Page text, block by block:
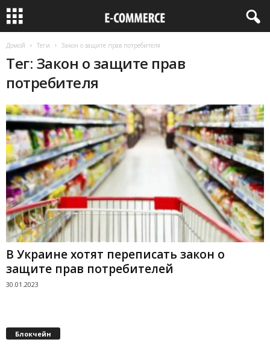
Домой Теги Закон о защите прав потребителя
Тег: Закон о защите прав
потребителя
В Украине хотят переписать закон о
защите прав потребителей
30.01.2023
Блокчейн